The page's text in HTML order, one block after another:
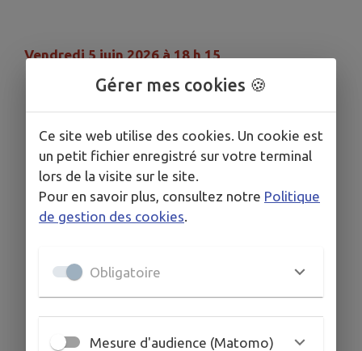
Vendredi 5 juin 2026 à 18 h 15
Validation du compte-rendu du conseil
municipal du 27 avril 2026
Avis sur la vente de 24 logements Néolia à
Devecey
Frais de scolarité 2025-2026
Désignation des membres extérieurs du
CCAS
Convention ATC – Antenne Relais
Gérer mes cookies 🍪
Ce site web utilise des cookies. Un cookie est
un petit fichier enregistré sur votre terminal
lors de la visite sur le site.
Pour en savoir plus, consultez notre Politique
de gestion des cookies.
Obligatoire
Mesure d'audience (Matomo)